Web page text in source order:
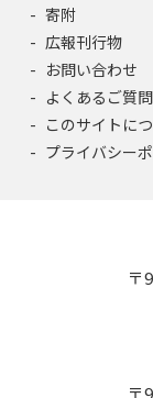
寄附
広報刊行物
お問い合わせ
よくあるご質問
このサイトに
プライバシー
〒
〒